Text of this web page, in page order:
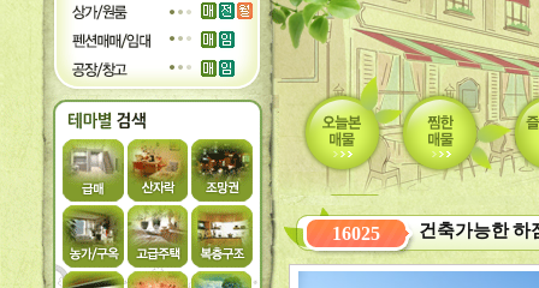
16025 건축가능한 하